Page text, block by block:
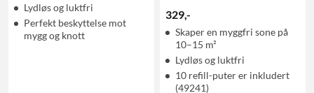
Lydløs og luktfri
Perfekt beskyttelse mot
mygg og knott
329,-
Skaper en myggfri sone på
10–15 m²
Lydløs og luktfri
10 refill-puter er inkludert
(49241)